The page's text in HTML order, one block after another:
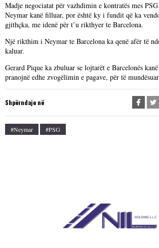
Madje negociatat për vazhdimin e kontratës mes
Neymar kanë filluar, por është ky i fundit që ka
gjithçka, me idenë për t’u rikthyer te Barcelona.
Një rikthim i Neymar te Barcelona ka qenë afër të
kaluar.
Gerard Pique ka zbuluar se lojtarët e Barcelonës
pranojnë edhe zvogëlimin e pagave, për të
Shpërndaje në
#neymar #PSG